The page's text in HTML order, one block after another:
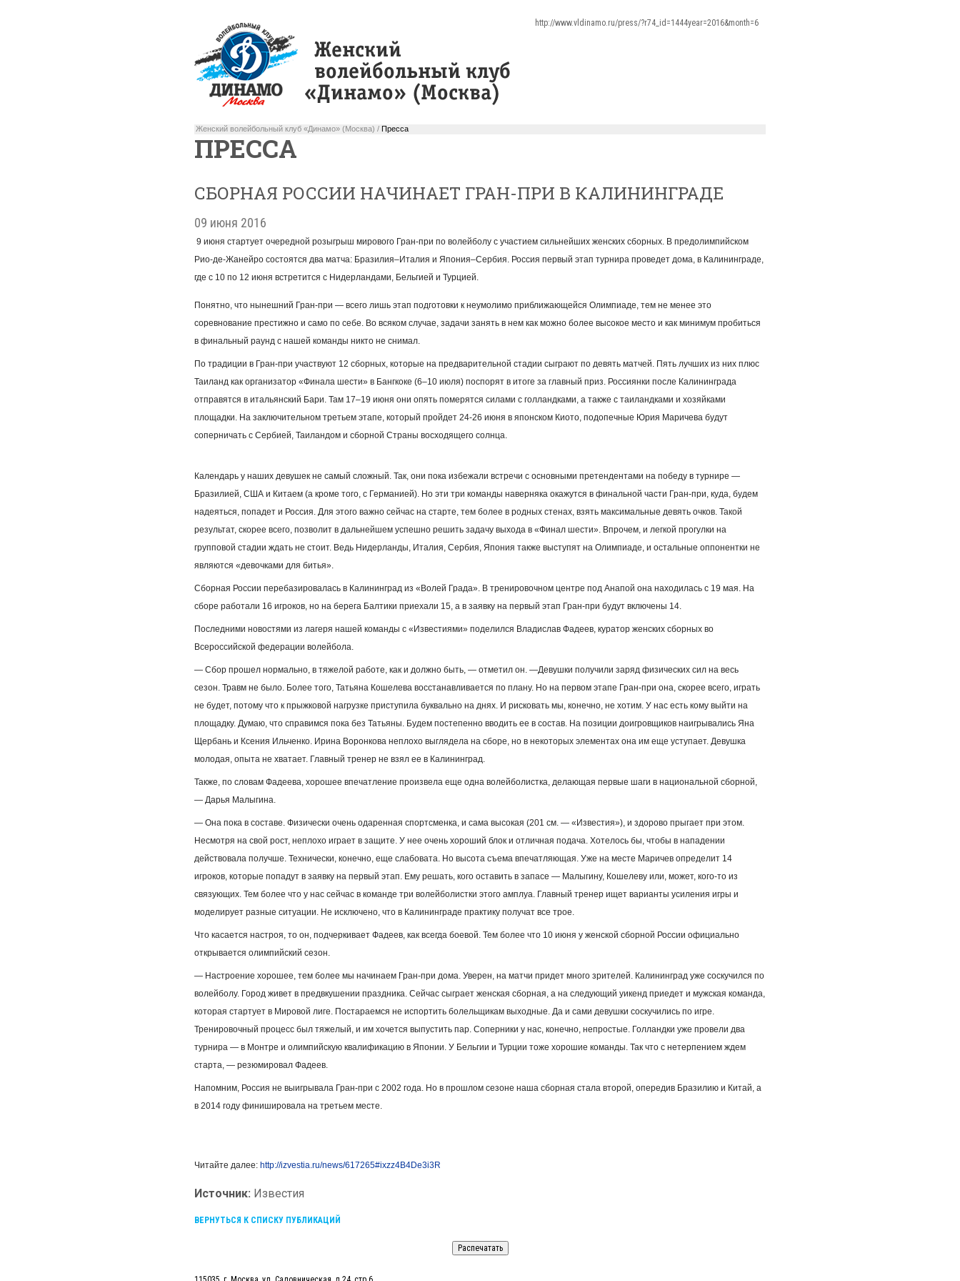
http://www.vldinamo.ru/press/?r74_id=1444year=2016&month=6
Женский волейбольный клуб «Динамо» (Москва) / Пресса
ПРЕССА
СБОРНАЯ РОССИИ НАЧИНАЕТ ГРАН-ПРИ В КАЛИНИНГРАДЕ
09 июня 2016
9 июня стартует очередной розыгрыш мирового Гран-при по волейболу с участием сильнейших женских сборных. В предолимпийском
Рио-де-Жанейро состоятся два матча: Бразилия–Италия и Япония–Сербия. Россия первый этап турнира проведет дома, в Калининграде,
где с 10 по 12 июня встретится с Нидерландами, Бельгией и Турцией.
Понятно, что нынешний Гран-при — всего лишь этап подготовки к неумолимо приближающейся Олимпиаде, тем не менее это
соревнование престижно и само по себе. Во всяком случае, задачи занять в нем как можно более высокое место и как минимум пробиться
в финальный раунд с нашей команды никто не снимал.
По традиции в Гран-при участвуют 12 сборных, которые на предварительной стадии сыграют по девять матчей. Пять лучших из них плюс
Таиланд как организатор «Финала шести» в Бангкоке (6–10 июля) поспорят в итоге за главный приз. Россиянки после Калининграда
отправятся в итальянский Бари. Там 17–19 июня они опять померятся силами с голландками, а также с таиландками и хозяйками
площадки. На заключительном третьем этапе, который пройдет 24-26 июня в японском Киото, подопечные Юрия Маричева будут
соперничать с Сербией, Таиландом и сборной Страны восходящего солнца.
Календарь у наших девушек не самый сложный. Так, они пока избежали встречи с основными претендентами на победу в турнире —
Бразилией, США и Китаем (а кроме того, с Германией). Но эти три команды наверняка окажутся в финальной части Гран-при, куда, будем
надеяться, попадет и Россия. Для этого важно сейчас на старте, тем более в родных стенах, взять максимальные девять очков. Такой
результат, скорее всего, позволит в дальнейшем успешно решить задачу выхода в «Финал шести». Впрочем, и легкой прогулки на
групповой стадии ждать не стоит. Ведь Нидерланды, Италия, Сербия, Япония также выступят на Олимпиаде, и остальные оппонентки не
являются «девочками для битья».
Сборная России перебазировалась в Калининград из «Волей Града». В тренировочном центре под Анапой она находилась с 19 мая. На
сборе работали 16 игроков, но на берега Балтики приехали 15, а в заявку на первый этап Гран-при будут включены 14.
Последними новостями из лагеря нашей команды с «Известиями» поделился Владислав Фадеев, куратор женских сборных во
Всероссийской федерации волейбола.
— Сбор прошел нормально, в тяжелой работе, как и должно быть, — отметил он. —Девушки получили заряд физических сил на весь
сезон. Травм не было. Более того, Татьяна Кошелева восстанавливается по плану. Но на первом этапе Гран-при она, скорее всего, играть
не будет, потому что к прыжковой нагрузке приступила буквально на днях. И рисковать мы, конечно, не хотим. У нас есть кому выйти на
площадку. Думаю, что справимся пока без Татьяны. Будем постепенно вводить ее в состав. На позиции доигровщиков наигрывались Яна
Щербань и Ксения Ильченко. Ирина Воронкова неплохо выглядела на сборе, но в некоторых элементах она им еще уступает. Девушка
молодая, опыта не хватает. Главный тренер не взял ее в Калининград.
Также, по словам Фадеева, хорошее впечатление произвела еще одна волейболистка, делающая первые шаги в национальной сборной,
— Дарья Малыгина.
— Она пока в составе. Физически очень одаренная спортсменка, и сама высокая (201 см. — «Известия»), и здорово прыгает при этом.
Несмотря на свой рост, неплохо играет в защите. У нее очень хороший блок и отличная подача. Хотелось бы, чтобы в нападении
действовала получше. Технически, конечно, еще слабовата. Но высота съема впечатляющая. Уже на месте Маричев определит 14
игроков, которые попадут в заявку на первый этап. Ему решать, кого оставить в запасе — Малыгину, Кошелеву или, может, кого-то из
связующих. Тем более что у нас сейчас в команде три волейболистки этого амплуа. Главный тренер ищет варианты усиления игры и
моделирует разные ситуации. Не исключено, что в Калининграде практику получат все трое.
Что касается настроя, то он, подчеркивает Фадеев, как всегда боевой. Тем более что 10 июня у женской сборной России официально
открывается олимпийский сезон.
— Настроение хорошее, тем более мы начинаем Гран-при дома. Уверен, на матчи придет много зрителей. Калининград уже соскучился по
волейболу. Город живет в предвкушении праздника. Сейчас сыграет женская сборная, а на следующий уикенд приедет и мужская команда,
которая стартует в Мировой лиге. Постараемся не испортить болельщикам выходные. Да и сами девушки соскучились по игре.
Тренировочный процесс был тяжелый, и им хочется выпустить пар. Соперники у нас, конечно, непростые. Голландки уже провели два
турнира — в Монтре и олимпийскую квалификацию в Японии. У Бельгии и Турции тоже хорошие команды. Так что с нетерпением ждем
старта, — резюмировал Фадеев.
Напомним, Россия не выигрывала Гран-при с 2002 года. Но в прошлом сезоне наша сборная стала второй, опередив Бразилию и Китай, а
в 2014 году финишировала на третьем месте.
Читайте далее: http://izvestia.ru/news/617265#ixzz4B4De3i3R
Источник: Известия
ВЕРНУТЬСЯ К СПИСКУ ПУБЛИКАЦИЙ